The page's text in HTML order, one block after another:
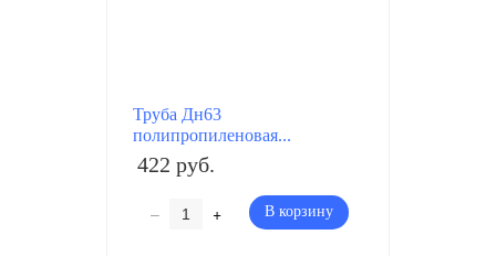
Труба Дн63
полипропиленовая...
422 руб.
– + В корзину